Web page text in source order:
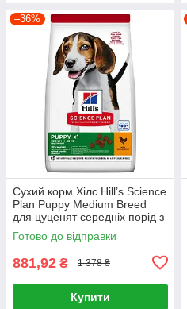
–36%
Сухий корм Хілс Hill’s Science
Plan Puppy Medium Breed
для цуценят середніх порід з
куркою, 2,5 кг
Готово до відправки
881,92 ₴ 1 378 ₴
Купити